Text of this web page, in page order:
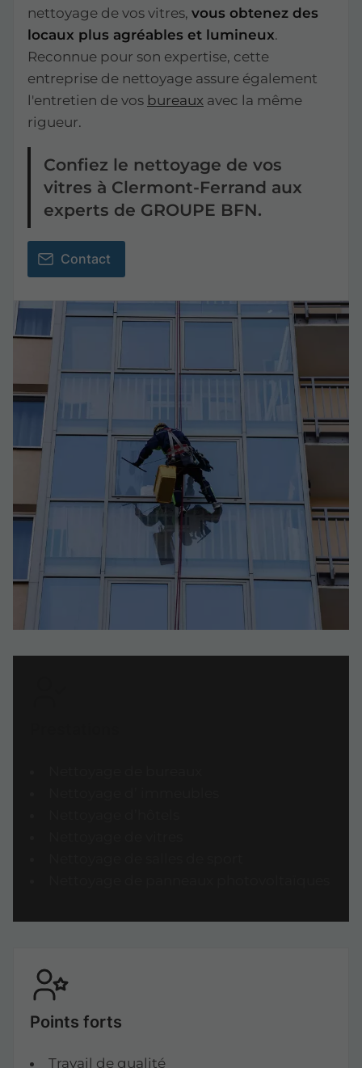
nettoyage de vos vitres, vous obtenez des
locaux plus agréables et lumineux.
Reconnue pour son expertise, cette
entreprise de nettoyage assure également
l'entretien de vos bureaux avec la même
rigueur.
Confiez le nettoyage de vos
vitres à Clermont-Ferrand aux
experts de GROUPE BFN.
Contact
Points forts
Travail de qualité